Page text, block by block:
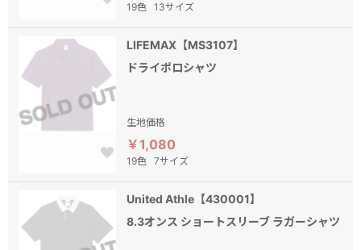
19色 13サイズ
LIFEMAX【MS3107】
ドライポロシャツ
生地価格
￥1,080
19色 7サイズ
United Athle【430001】
8.3オンス ショートスリーブ ラガーシャツ